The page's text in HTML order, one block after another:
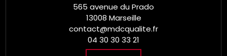
565 avenue du Prado
13008 Marseille
contact@mdcqualite.fr
04 30 30 33 21